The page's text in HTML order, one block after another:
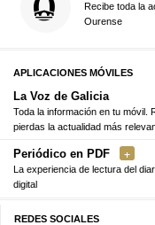
Recibe toda la
Ourense
APLICACIONES MÓVILES
La Voz de Galicia
Toda la información en tu móvil.
pierdas la actualidad más
Periódico en PDF
La experiencia de lectura del
digital
REDES SOCIALES